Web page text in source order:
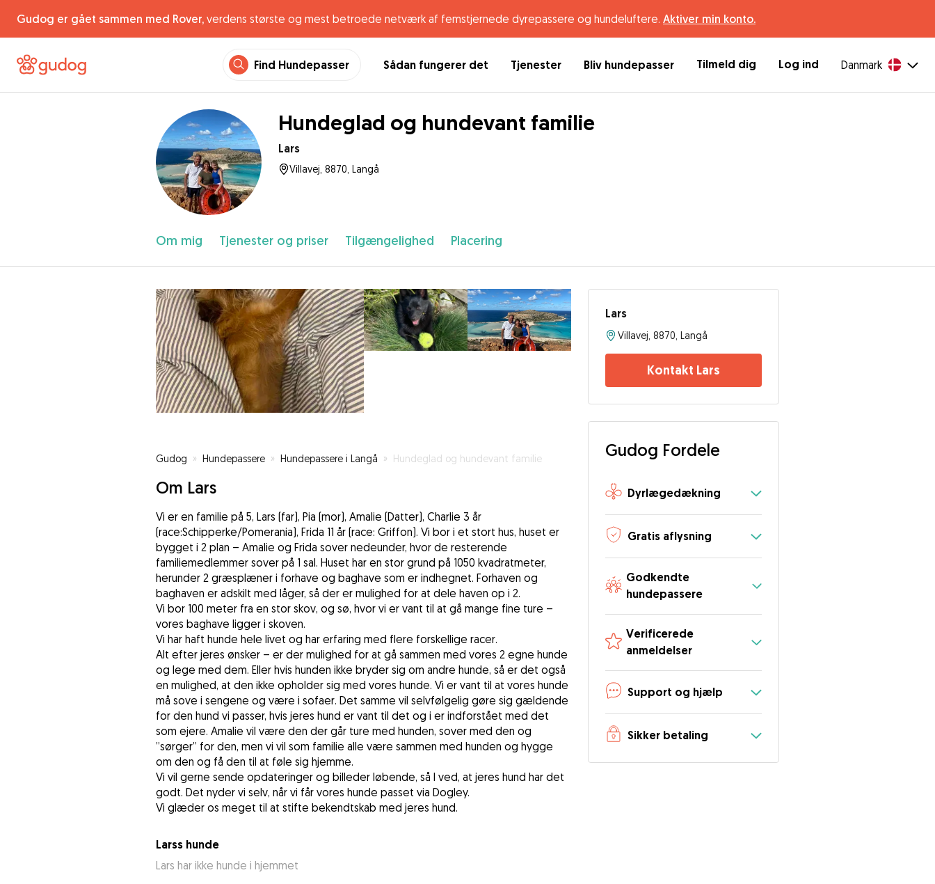
Gudog er gået sammen med Rover, verdens største og mest betroede netværk af femstjernede dyrepassere og hundeluftere. Aktiver min konto.
Find Hundepasser Sådan fungerer det Tjenester Bliv hundepasser Tilmeld dig Log ind Danmark
Hundeglad og hundevant familie
Lars
Villavej, 8870, Langå
Om mig Tjenester og priser Tilgængelighed Placering
Gudog » Hundepassere » Hundepassere i Langå » Hundeglad og hundevant familie
Om Lars
Vi er en familie på 5, Lars (far), Pia (mor), Amalie (Datter), Charlie 3 år
(race:Schipperke/Pomerania), Frida 11 år (race: Griffon). Vi bor i et stort hus, huset er
bygget i 2 plan – Amalie og Frida sover nedeunder, hvor de resterende
familiemedlemmer sover på 1 sal. Huset har en stor grund på 1050 kvadratmeter,
herunder 2 græsplæner i forhave og baghave som er indhegnet. Forhaven og
baghaven er adskilt med låger, så der er mulighed for at dele haven op i 2.
Vi bor 100 meter fra en stor skov, og sø, hvor vi er vant til at gå mange fine ture –
vores baghave ligger i skoven.
Vi har haft hunde hele livet og har erfaring med flere forskellige racer.
Alt efter jeres ønsker – er der mulighed for at gå sammen med vores 2 egne hunde
og lege med dem. Eller hvis hunden ikke bryder sig om andre hunde, så er det også
en mulighed, at den ikke opholder sig med vores hunde. Vi er vant til at vores hunde
må sove i sengene og være i sofaer. Det samme vil selvfølgelig gøre sig gældende
for den hund vi passer, hvis jeres hund er vant til det og i er indforstået med det
som ejere. Amalie vil være den der går ture med hunden, sover med den og
”sørger” for den, men vi vil som familie alle være sammen med hunden og hygge
om den og få den til at føle sig hjemme.
Vi vil gerne sende opdateringer og billeder løbende, så I ved, at jeres hund har det
godt. Det nyder vi selv, når vi får vores hunde passet via Dogley.
Vi glæder os meget til at stifte bekendtskab med jeres hund.
Larss hunde
Lars har ikke hunde i hjemmet
Lars
Villavej, 8870, Langå
Kontakt Lars
Gudog Fordele
Dyrlægedækning
Gratis aflysning
Godkendte
hundepassere
Verificerede
anmeldelser
Support og hjælp
Sikker betaling